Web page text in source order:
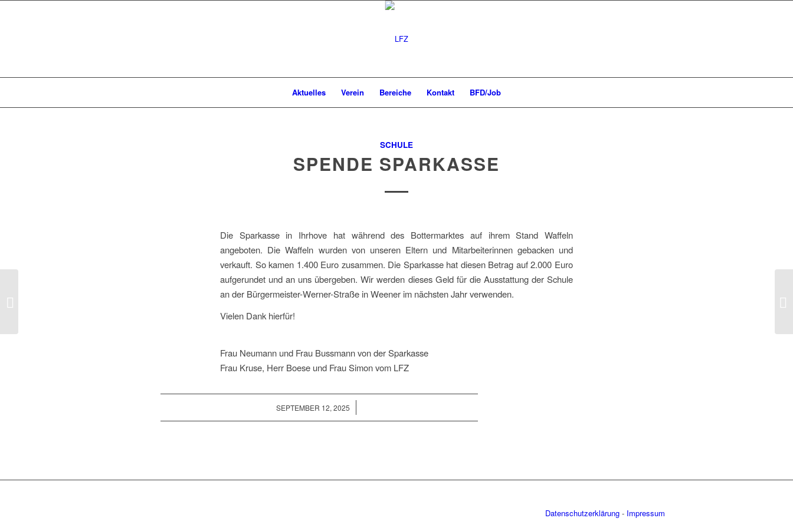
Aktuelles Verein Bereiche Kontakt BFD/Job
SCHULE
SPENDE SPARKASSE
Die Sparkasse in Ihrhove hat während des Bottermarktes auf ihrem Stand Waffeln
angeboten. Die Waffeln wurden von unseren Eltern und Mitarbeiterinnen gebacken und
verkauft. So kamen 1.400 Euro zusammen. Die Sparkasse hat diesen Betrag auf 2.000 Euro
aufgerundet und an uns übergeben. Wir werden dieses Geld für die Ausstattung der Schule
an der Bürgermeister-Werner-Straße in Weener im nächsten Jahr verwenden.
Vielen Dank hierfür!
Frau Neumann und Frau Bussmann von der Sparkasse
Frau Kruse, Herr Boese und Frau Simon vom LFZ
SEPTEMBER 12, 2025
/
Datenschutzerklärung - Impressum